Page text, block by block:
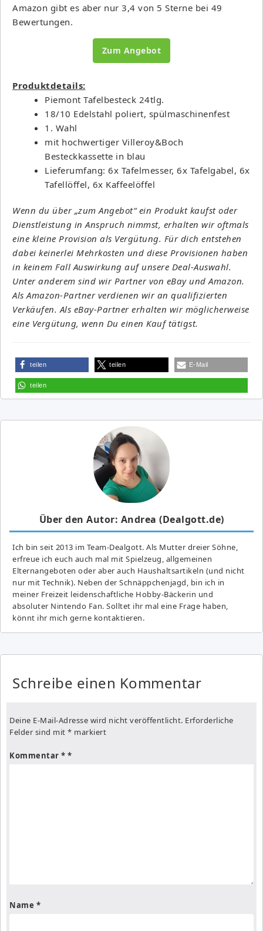
Amazon gibt es aber nur 3,4 von 5 Sterne bei 49
Bewertungen.
Zum Angebot
Produktdetails:
Piemont Tafelbesteck 24tlg.
18/10 Edelstahl poliert, spülmaschinenfest
1. Wahl
mit hochwertiger Villeroy&Boch
Besteckkassette in blau
Lieferumfang: 6x Tafelmesser, 6x Tafelgabel, 6x
Tafellöffel, 6x Kaffeelöffel
Wenn du über „zum Angebot“ ein Produkt kaufst oder
Dienstleistung in Anspruch nimmst, erhalten wir oftmals
eine kleine Provision als Vergütung. Für dich entstehen
dabei keinerlei Mehrkosten und diese Provisionen haben
in keinem Fall Auswirkung auf unsere Deal-Auswahl.
Unter anderem sind wir Partner von eBay und Amazon.
Als Amazon-Partner verdienen wir an qualifizierten
Verkäufen. Als eBay-Partner erhalten wir möglicherweise
eine Vergütung, wenn Du einen Kauf tätigst.
teilen teilen E-Mail
teilen
Über den Autor: Andrea (Dealgott.de)
Ich bin seit 2013 im Team-Dealgott. Als Mutter dreier Söhne,
erfreue ich euch auch mal mit Spielzeug, allgemeinen
Elternangeboten oder aber auch Haushaltsartikeln (und nicht
nur mit Technik). Neben der Schnäppchenjagd, bin ich in
meiner Freizeit leidenschaftliche Hobby-Bäckerin und
absoluter Nintendo Fan. Solltet ihr mal eine Frage haben,
könnt ihr mich gerne kontaktieren.
Schreibe einen Kommentar
Deine E-Mail-Adresse wird nicht veröffentlicht. Erforderliche
Felder sind mit * markiert
Kommentar *
Name *